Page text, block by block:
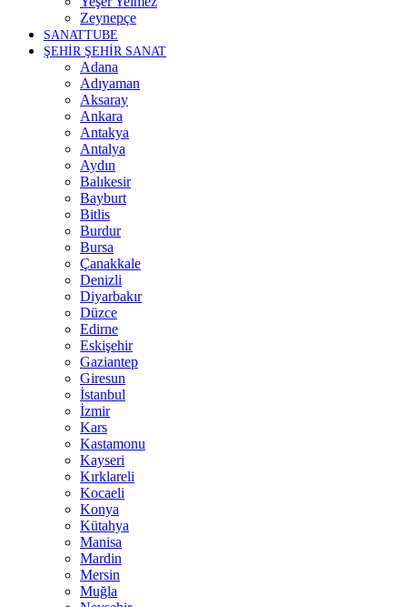
Zeynepçe
SANATTUBE
ŞEHİR ŞEHİR SANAT
Adana
Adıyaman
Aksaray
Ankara
Antakya
Antalya
Aydın
Balıkesir
Bayburt
Bitlis
Burdur
Bursa
Çanakkale
Denizli
Diyarbakır
Düzce
Edirne
Eskişehir
Gaziantep
Giresun
İstanbul
İzmir
Kars
Kastamonu
Kayseri
Kırklareli
Kocaeli
Konya
Kütahya
Manisa
Mardin
Mersin
Muğla